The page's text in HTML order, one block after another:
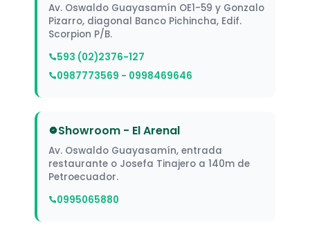
Av. Oswaldo Guayasamín OE1-59 y Gonzalo
Pizarro, diagonal Banco Pichincha, Edif.
Scorpion P/B.
593 (02)2376-127
0987773569 - 0998469646
Showroom - El Arenal
Av. Oswaldo Guayasamín, entrada
restaurante o Josefa Tinajero a 140m de
Petroecuador.
0995065880